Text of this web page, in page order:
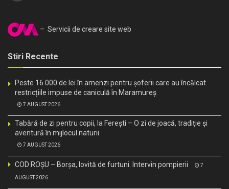
– Servicii de creare site web
Stiri Recente
Peste 16.000 de lei în amenzi pentru șoferii care au încălcat
restricțiile impuse de caniculă în Maramureș
7 AUGUST 2026
Tabără de zi pentru copii, la Ferești – O zi de joacă, tradiție și
aventură în mijlocul naturii
7 AUGUST 2026
COD ROȘU – Borșa, lovită de furtuni. Intervin pompierii 7
AUGUST 2026